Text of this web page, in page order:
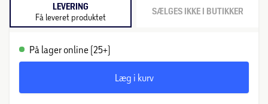
LEVERING
Få leveret produktet SÆLGES IKKE I BUTIKKER
På lager online (25+)
Læg i kurv